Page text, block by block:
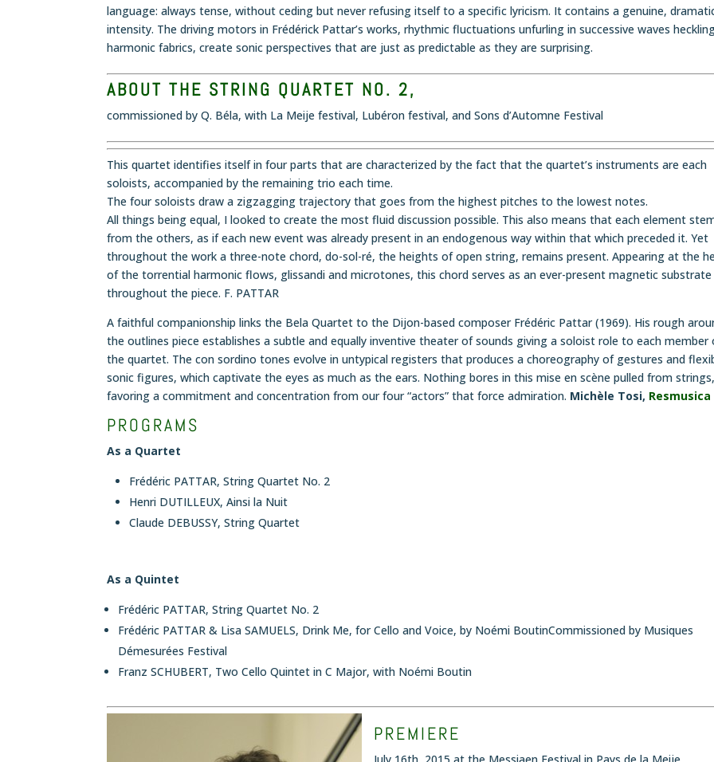
language: always tense, without ceding but never refusing itself to a specific lyricism. It contains a genuine,
intensity. The driving motors in Frédérick Pattar’s works, rhythmic fluctuations unfurling in successive waves
harmonic fabrics, create sonic perspectives that are just as predictable as they are surprising.
ABOUT THE STRING QUARTET NO. 2,
commissioned by Q. Béla, with La Meije festival, Lubéron festival, and Sons d’Automne Festival
This quartet identifies itself in four parts that are characterized by the fact that the quartet’s instruments are each
soloists, accompanied by the remaining trio each time.
The four soloists draw a zigzagging trajectory that goes from the highest pitches to the lowest notes.
All things being equal, I looked to create the most fluid discussion possible. This also means that each element
from the others, as if each new event was already present in an endogenous way within that which preceded it. Yet
throughout the work a three-note chord, do-sol-ré, the heights of open string, remains present. Appearing at the
of the torrential harmonic flows, glissandi and microtones, this chord serves as an ever-present magnetic substrate
throughout the piece. F. PATTAR
A faithful companionship links the Bela Quartet to the Dijon-based composer Frédéric Pattar (1969). His rough
the outlines piece establishes a subtle and equally inventive theater of sounds giving a soloist role to each member
the quartet. The con sordino tones evolve in untypical registers that produces a choreography of gestures and
sonic figures, which captivate the eyes as much as the ears. Nothing bores in this mise en scène pulled from
favoring a commitment and concentration from our four “actors” that force admiration. Michèle Tosi, Resmusica
PROGRAMS
As a Quartet
Frédéric PATTAR,String Quartet No. 2
Henri DUTILLEUX, Ainsi la Nuit
Claude DEBUSSY,String Quartet
As a Quintet
Frédéric PATTAR,String Quartet No. 2
Frédéric PATTAR & Lisa SAMUELS, Drink Me, for Cello and Voice, by Noémi BoutinCommissioned by Musiques
Démesurées Festival
Franz SCHUBERT, Two Cello Quintet in C Major, with Noémi Boutin
PREMIERE